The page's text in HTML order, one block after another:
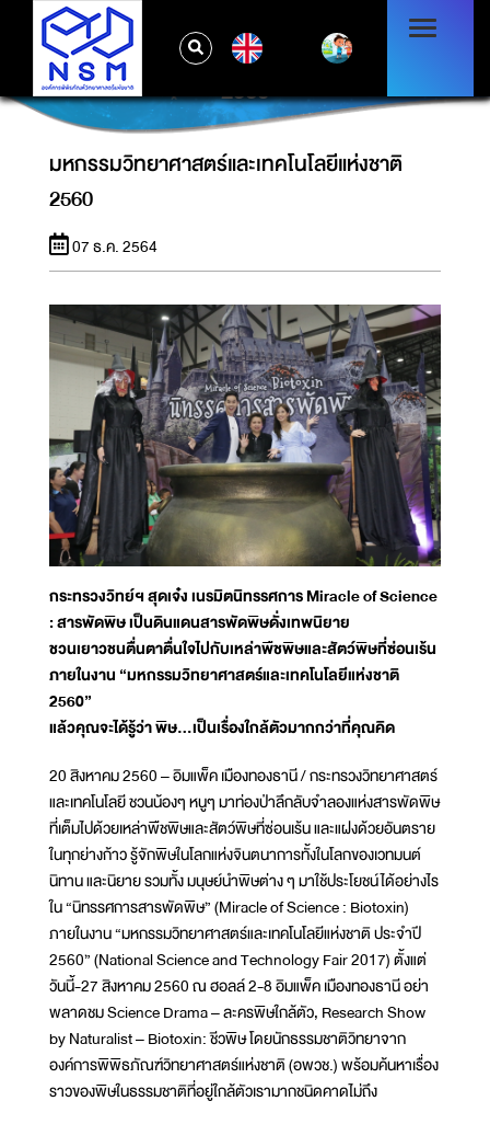
มหกรรมวิทยาศาสตร์และเทคโนโลยีแห่งชาติ
2560
มหกรรมวิทยาศาสตร์และเทคโนโลยีแห่งชาติ
2560
07 ธ.ค. 2564
กระทรวงวิทย์ฯ สุดเจ๋ง เนรมิตนิทรรศการ Miracle of Science
: สารพัดพิษ เป็นดินแดนสารพัดพิษดั่งเทพนิยาย
ชวนเยาวชนตื่นตาตื่นใจไปกับเหล่าพืชพิษและสัตว์พิษที่ซ่อนเร้น
ภายในงาน “มหกรรมวิทยาศาสตร์และเทคโนโลยีแห่งชาติ
2560”
แล้วคุณจะได้รู้ว่า พิษ...เป็นเรื่องใกล้ตัวมากกว่าที่คุณคิด
20 สิงหาคม 2560 – อิมแพ็ค เมืองทองธานี / กระทรวงวิทยาศาสตร์
และเทคโนโลยี ชวนน้องๆ หนูๆ มาท่องป่าลึกลับจำลองแห่งสารพัดพิษ
ที่เต็มไปด้วยเหล่าพืชพิษและสัตว์พิษที่ซ่อนเร้น และแฝงด้วยอันตราย
ในทุกย่างก้าว รู้จักพิษในโลกแห่งจินตนาการทั้งในโลกของเวทมนต์
นิทาน และนิยาย รวมทั้ง มนุษย์นำพิษต่าง ๆ มาใช้ประโยชน์ได้อย่างไร
ใน “นิทรรศการสารพัดพิษ” (Miracle of Science : Biotoxin)
ภายในงาน “มหกรรมวิทยาศาสตร์และเทคโนโลยีแห่งชาติ ประจำปี
2560” (National Science and Technology Fair 2017) ตั้งแต่
วันนี้-27 สิงหาคม 2560 ณ ฮอลล์ 2-8 อิมแพ็ค เมืองทองธานี อย่า
พลาดชม Science Drama – ละครพิษใกล้ตัว, Research Show
by Naturalist – Biotoxin: ชีวพิษ โดยนักธรรมชาติวิทยาจาก
องค์การพิพิธภัณฑ์วิทยาศาสตร์แห่งชาติ (อพวช.) พร้อมค้นหาเรื่อง
ราวของพิษในธรรมชาติที่อยู่ใกล้ตัวเรามากชนิดคาดไม่ถึง